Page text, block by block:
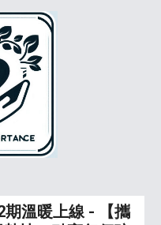
期溫暖上線 - 【攜